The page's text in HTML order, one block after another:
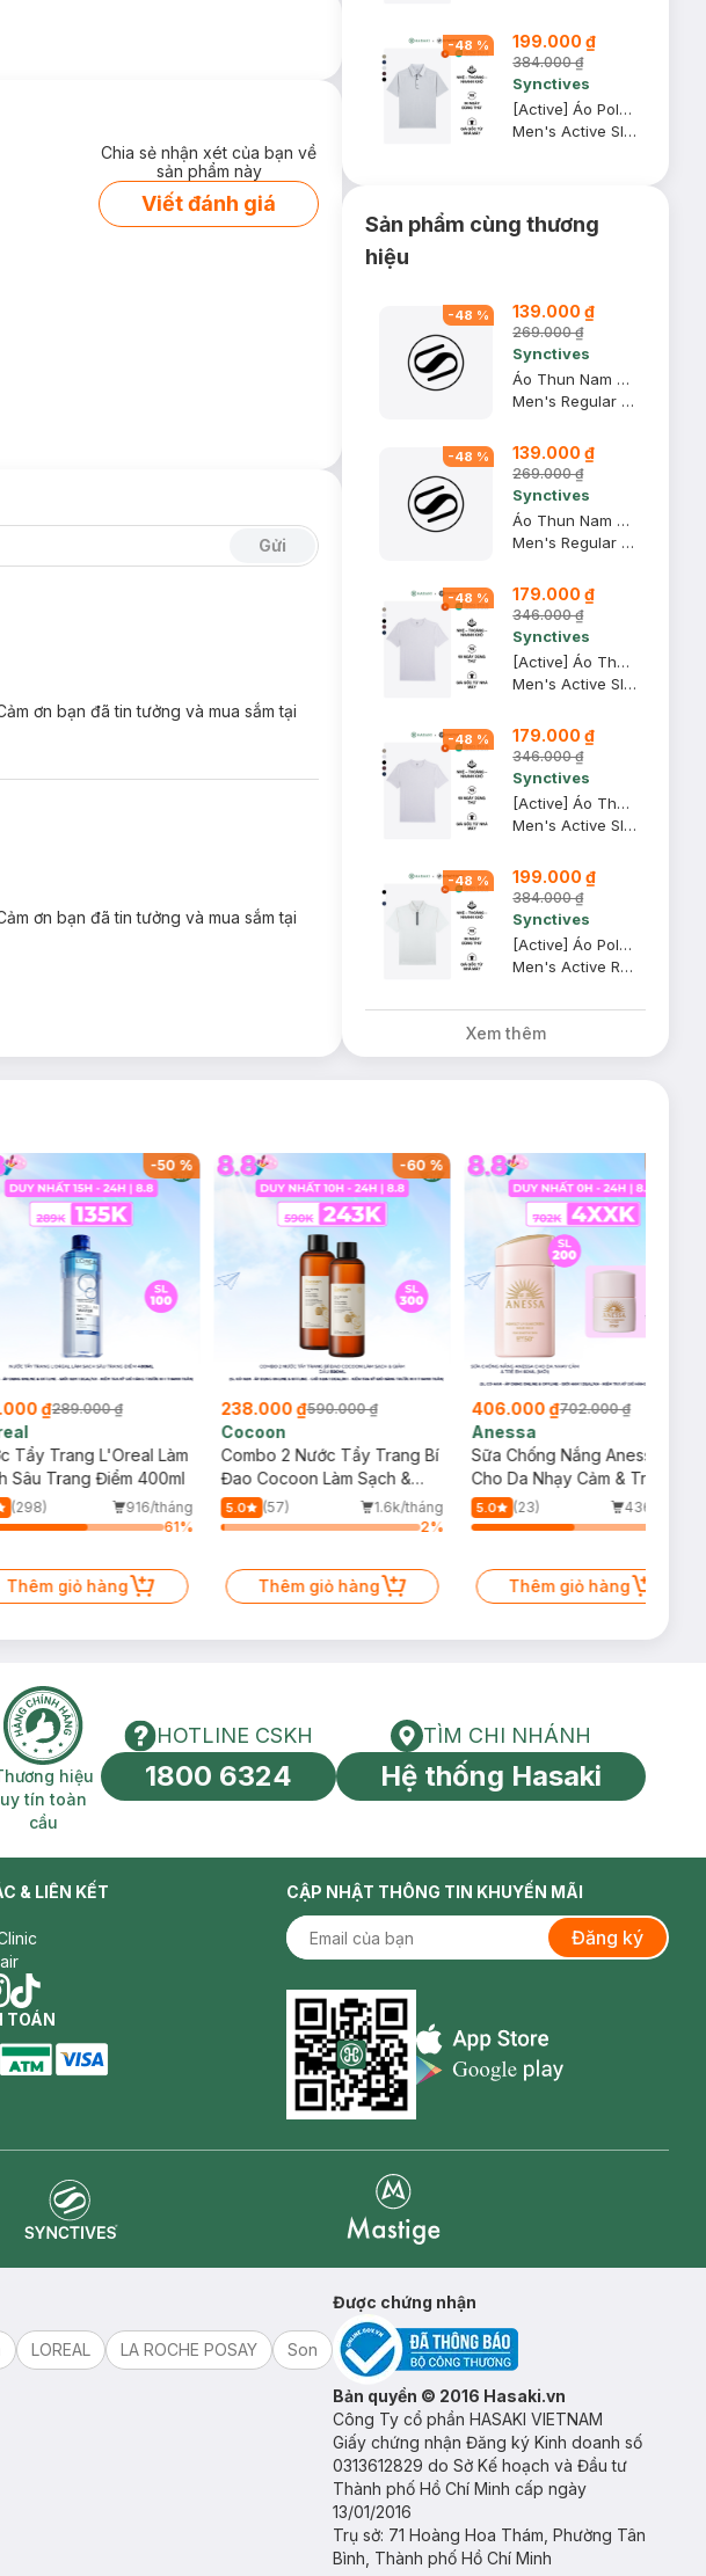
Chia sẻ nhận xét của bạn về
sản phẩm này
Viết đánh giá
Gửi
ơn bạn đã tin tưởng và mua sắm tại
ơn bạn đã tin tưởng và mua sắm tại
-48 % 199.000 ₫
384.000 ₫
Synctives
[Active] Áo Polo Nam Synctives Slim Fit, Xám Army, S - SMPO0013
Men's Active Slim Fit Polo Shirt
Sản phẩm cùng thương
hiệu
-48 % 139.000 ₫
269.000 ₫
Synctives
Áo Thun Nam Regular Fit, Xanh Navy, 2XL - CMTS0028
Men's Regular Fit T-shirt
-48 % 139.000 ₫
269.000 ₫
Synctives
Áo Thun Nam Regular Fit, Xanh Khói, XS - CMTS0028
Men's Regular Fit T-shirt
-48 % 179.000 ₫
346.000 ₫
Synctives
[Active] Áo Thun Nam Synctives Slim Fit, Xám Army, S - SMTS0007
Men's Active Slim Fit T-shirt
-48 % 179.000 ₫
346.000 ₫
Synctives
[Active] Áo Thun Nam Synctives Slim Fit, Xám Army, M - SMTS0007
Men's Active Slim Fit T-shirt
-48 % 199.000 ₫
384.000 ₫
Synctives
[Active] Áo Polo Nam Synctives Regular Fit, Trắng, XS - SMPO0020
Men's Active Regular Fit Polo Shirt
Xem thêm
-50 %
₫289.000 ₫
Tẩy Trang L'Oreal Làm
Sâu Trang Điểm 400ml
(298)
916/tháng
61%
Thêm giỏ hàng
-60 %
238.000 ₫590.000 ₫
Cocoon
Combo 2 Nước Tẩy Trang Bí
Đao Cocoon Làm Sạch &
Giảm Dầu 500ml
5.0 (57)
1.6k/tháng
2%
Thêm giỏ hàng
406.000 ₫702.000 ₫
Anessa
Sữa Chống Nắng Anessa
Cho Da Nhạy Cảm & Trẻ Em
60ml (Mới)
5.0 (23)
436/tháng
Thêm giỏ hàng
Thương hiệu uy tín toàn cầu
hiệu
uy tín toàn
cầu
HOTLINE CSKH
HOTLINE CSKH
1800 6324
Tìm chi nhánh
TÌM CHI NHÁNH
Hệ thống Hasaki
& LIÊN KẾT
tiktok
TOÁN
CẬP NHẬT THÔNG TIN KHUYẾN MÃI
Đăng ký
Appstore icon
LOREAL LA ROCHE POSAY
Son
Được chứng nhận
Bản quyền © 2016 Hasaki.vn
Công Ty cổ phần HASAKI VIETNAM
Giấy chứng nhận Đăng ký Kinh doanh số
0313612829 do Sở Kế hoạch và Đầu tư
Thành phố Hồ Chí Minh cấp ngày
13/01/2016
Trụ sở: 71 Hoàng Hoa Thám, Phường Tân
Bình, Thành phố Hồ Chí Minh